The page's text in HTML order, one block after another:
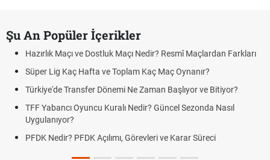
Şu An Popüler İçerikler
Hazırlık Maçı ve Dostluk Maçı Nedir? Resmî Maçlardan Farkları
Süper Lig Kaç Hafta ve Toplam Kaç Maç Oynanır?
Türkiye'de Transfer Dönemi Ne Zaman Başlıyor ve Bitiyor?
TFF Yabancı Oyuncu Kuralı Nedir? Güncel Sezonda Nasıl
Uygulanıyor?
PFDK Nedir? PFDK Açılımı, Görevleri ve Karar Süreci